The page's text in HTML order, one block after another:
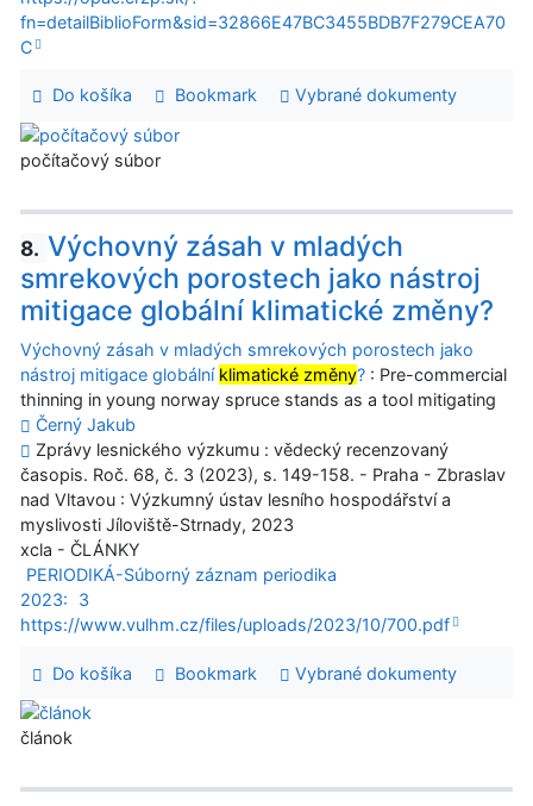
fn=detailBiblioForm&sid=32866E47BC3455BDB7F279CEA70
C
Do košíka Bookmark Vybrané dokumenty
počítačový súbor
8. Výchovný zásah v mladých
smrekových porostech jako nástroj
mitigace globální klimatické změny?
Výchovný zásah v mladých smrekových porostech jako
nástroj mitigace globální klimatické změny? : Pre-commercial
thinning in young norway spruce stands as a tool mitigating
Černý Jakub
Zprávy lesnického výzkumu : vědecký recenzovaný
časopis. Roč. 68, č. 3 (2023), s. 149-158. - Praha - Zbraslav
nad Vltavou : Výzkumný ústav lesního hospodářství a
myslivosti Jíloviště-Strnady, 2023
xcla - ČLÁNKY
PERIODIKÁ-Súborný záznam periodika
2023:
3
https://www.vulhm.cz/files/uploads/2023/10/700.pdf
Do košíka Bookmark Vybrané dokumenty
článok